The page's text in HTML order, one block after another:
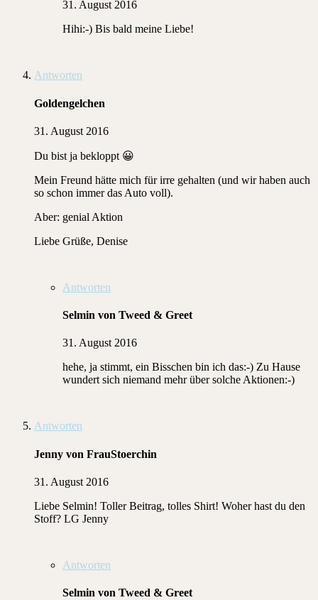
31. August 2016
Hihi:-) Bis bald meine Liebe!
Antworten
Goldengelchen
31. August 2016
Du bist ja bekloppt 😀
Mein Freund hätte mich für irre gehalten (und wir haben auch
so schon immer das Auto voll).
Aber: genial Aktion
Liebe Grüße, Denise
Antworten
Selmin von Tweed & Greet
31. August 2016
hehe, ja stimmt, ein Bisschen bin ich das:-) Zu Hause
wundert sich niemand mehr über solche Aktionen:-)
Antworten
Jenny von FrauStoerchin
31. August 2016
Liebe Selmin! Toller Beitrag, tolles Shirt! Woher hast du den
Stoff? LG Jenny
Antworten
Selmin von Tweed & Greet